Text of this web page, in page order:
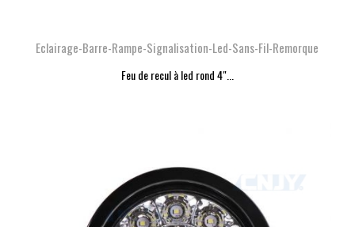
Eclairage-Barre-Rampe-Signalisation-Led-Sans-Fil-Remorque
Feu de recul à led rond 4"...